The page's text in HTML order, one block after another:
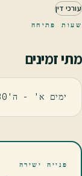
עורכי דין
שעות פתיחה
מתי זמינים
ימים א' - ה'7:30 - 19:30יום ו'9:00 - 13:00
פנייה ישירה